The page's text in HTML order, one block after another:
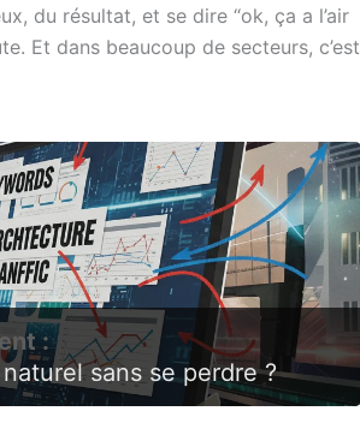
du résultat, et se dire “ok, ça a l’air
Et dans beaucoup de secteurs, c’est
:
sans se perdre ?